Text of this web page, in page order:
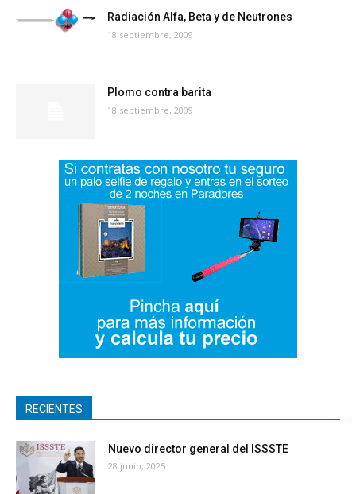
Radiación Alfa, Beta y de Neutrones
18 septiembre, 2009
Plomo contra barita
18 septiembre, 2009
RECIENTES
Nuevo director general del ISSSTE
28 junio, 2025